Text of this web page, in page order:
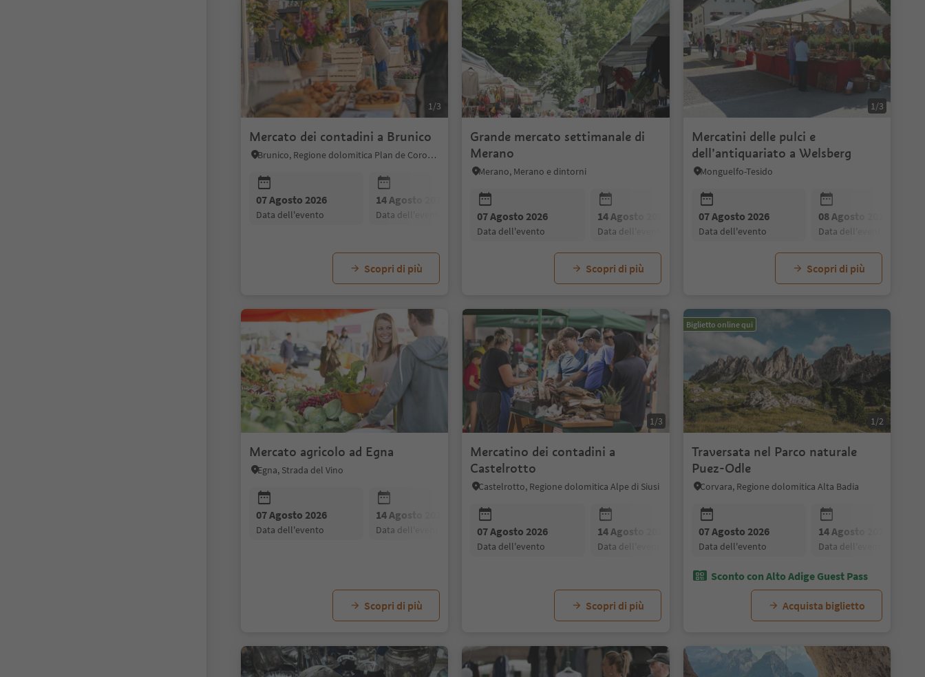
1/3
Mercato dei contadini a Brunico
Brunico, Regione dolomitica Plan de Corones
07 Agosto 2026
data dell'evento
14 Agosto 2026
data dell'evento data dell'evento data dell'evento
04 Settembre 2026
data dell'evento
Scopri di più
Grande mercato settimanale di
Merano
Merano, Merano e dintorni
07 Agosto 2026
data dell'evento
14 Agosto 2026
data dell'evento
21 Agosto 2026
data dell'evento
28 Agosto 2026
data dell'evento
Scopri di più
1/3
Mercatini delle pulci e
dell’antiquariato a Welsberg
Monguelfo-Tesido
07 Agosto 2026
data dell'evento
08 Agosto 2026
data dell'evento
Scopri di più
Mercato agricolo ad Egna
Egna, Strada del Vino
07 Agosto 2026
data dell'evento
14 Agosto 2026
data dell'evento data dell'evento data dell'evento
04 Settembre 2026
data dell'evento
Scopri di più
1/3
Mercatino dei contadini a
Castelrotto
Castelrotto, Regione dolomitica Alpe di Siusi
07 Agosto 2026
data dell'evento
14 Agosto 2026
data dell'evento
21 Agosto 2026
data dell'evento
28 Agosto 2026
data dell'evento
Scopri di più
Biglietto online qui
1/2
Traversata nel Parco naturale
Puez-Odle
Corvara, Regione dolomitica Alta Badia
07 Agosto 2026
data dell'evento
14 Agosto 2026
data dell'evento
Sconto con Alto Adige Guest Pass
Acquista biglietto